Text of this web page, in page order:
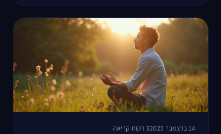
14 בדצמבר 2025 3 דקות קריאה